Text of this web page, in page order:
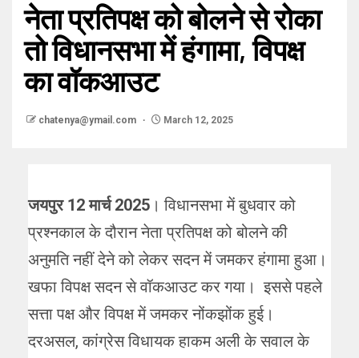
नेता प्रतिपक्ष को बोलने से रोका
तो विधानसभा में हंगामा, विपक्ष
का वॉकआउट
chatenya@ymail.com March 12, 2025
जयपुर 12 मार्च 2025 । विधानसभा में बुधवार को
प्रश्नकाल के दौरान नेता प्रतिपक्ष को बोलने की
अनुमति नहीं देने को लेकर सदन में जमकर हंगामा हुआ।
खफा विपक्ष सदन से वॉकआउट कर गया। इससे पहले
सत्ता पक्ष और विपक्ष में जमकर नोंकझोंक हुई।
दरअसल, कांग्रेस विधायक हाकम अली के सवाल के